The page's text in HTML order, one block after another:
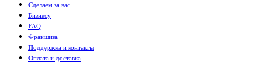
Сделаем за вас
Бизнесу
FAQ
Франшиза
Поддержка и контакты
Оплата и доставка